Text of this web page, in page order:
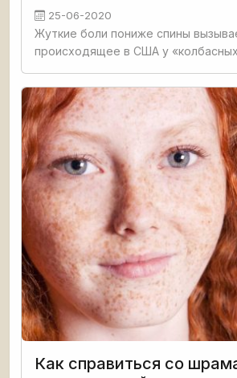
25-06-2020
Жуткие боли пониже спины
происходящее в США у
России, считая, что хорошо
и поливая нашу страну грязью
Как справиться со